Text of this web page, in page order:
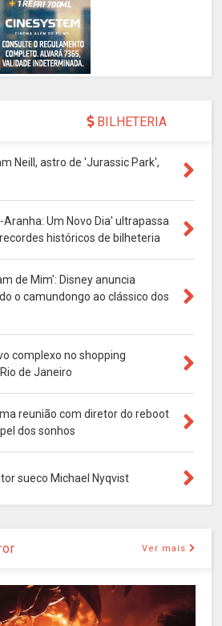
BILHETERIA
Neill, astro de 'Jurassic Park',
Aranha: Um Novo Dia' ultrapassa
históricos de bilheteria
de Mim': Disney anuncia
o camundongo ao clássico dos
complexo no shopping
de Janeiro
reunião com diretor do reboot
dos sonhos
sueco Michael Nyqvist
Ver mais